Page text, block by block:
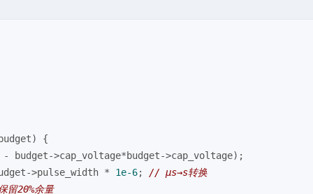
{
- budget->cap_voltage*budget->cap_voltage);
>pulse_width * 1e-6; // μs→s转换
20%余量